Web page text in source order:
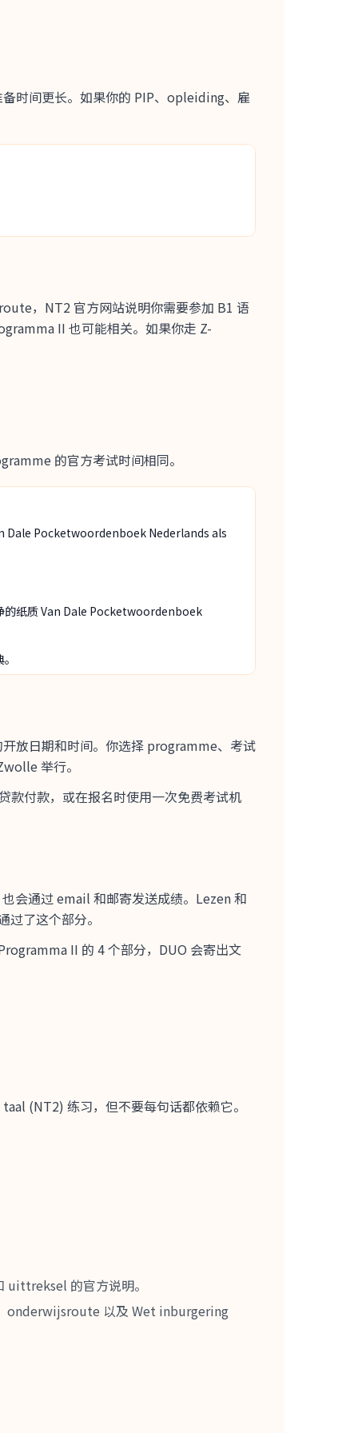
时间更长。如果你的 PIP、opleiding、雇
，NT2 官方网站说明你需要参加 B1 语
II 也可能相关。如果你走 Z-
的官方考试时间相同。
Dale Pocketwoordenboek Nederlands als
的纸质 Van Dale Pocketwoordenboek
放日期和时间。你选择 programme、考试
举行。
付款，或在报名时使用一次免费考试机
会通过 email 和邮寄发送成绩。Lezen 和
了这个部分。
II 的 4 个部分，DUO 会寄出文
(NT2) 练习，但不要每句话都依赖它。
的官方说明。
onderwijsroute 以及 Wet inburgering